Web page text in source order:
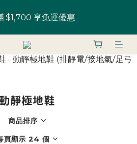
粉兩雙以上8折 (請務必登入)｜部
分鞋款 52 折起
$1,700 享免運優惠
入會員 $200 購物金馬上用~
靜極地鞋
商品排序
頁顯示 24 個